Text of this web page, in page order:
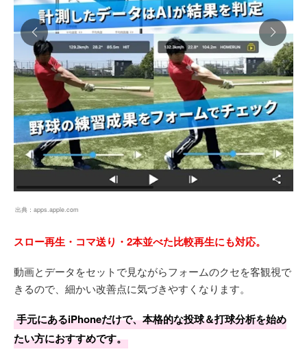
出典： apps.apple.com
スロー再生・コマ送り・2本並べた比較再生にも対応。
動画とデータをセットで見ながらフォームのクセを客観視で
きるので、細かい改善点に気づきやすくなります。
手元にあるiPhoneだけで、本格的な投球＆打球分析を始め
たい方におすすめです。